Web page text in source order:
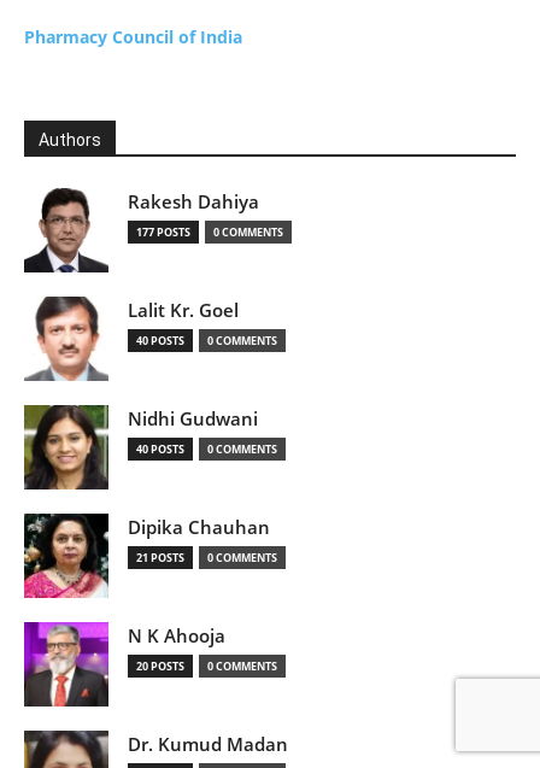
Pharmacy Council of India
Authors
Rakesh Dahiya
177 POSTS 0 COMMENTS
Lalit Kr. Goel
40 POSTS 0 COMMENTS
Nidhi Gudwani
40 POSTS 0 COMMENTS
Dipika Chauhan
21 POSTS 0 COMMENTS
N K Ahooja
20 POSTS 0 COMMENTS
Dr. Kumud Madan